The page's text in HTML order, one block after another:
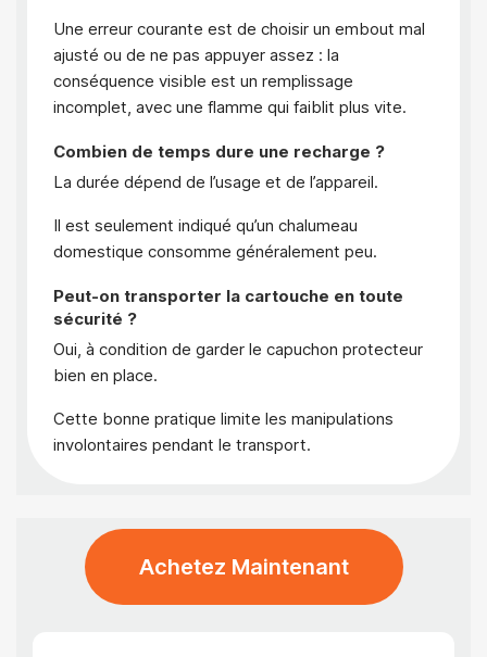
Une erreur courante est de choisir un embout mal
ajusté ou de ne pas appuyer assez : la
conséquence visible est un remplissage
incomplet, avec une flamme qui faiblit plus vite.
Combien de temps dure une recharge ?
La durée dépend de l’usage et de l’appareil.
Il est seulement indiqué qu’un chalumeau
domestique consomme généralement peu.
Peut-on transporter la cartouche en toute
sécurité ?
Oui, à condition de garder le capuchon protecteur
bien en place.
Cette bonne pratique limite les manipulations
involontaires pendant le transport.
Achetez Maintenant